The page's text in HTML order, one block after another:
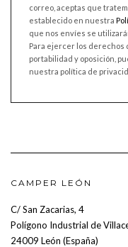
correo, aceptas que
establecido en nuestra
que nos envíes se
Para ejercer los derechos
portabilidad y oposición,
nuestra política de
CAMPER LEÓN
C/ San Zacarias, 4
Polígono Industrial de
24009 León (España)